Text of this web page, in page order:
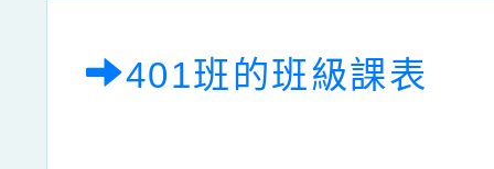
401班的班級課表